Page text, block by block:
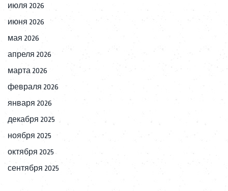
июля 2026
июня 2026
мая 2026
апреля 2026
марта 2026
февраля 2026
января 2026
декабря 2025
ноября 2025
октября 2025
сентября 2025